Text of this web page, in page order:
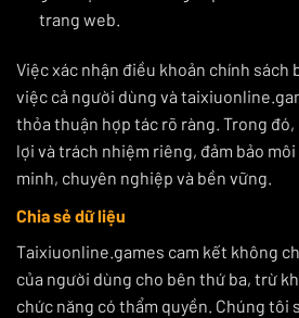
trang web.
Việc xác nhận điều khoản chính sách
việc cả người dùng và
thỏa thuận hợp tác rõ ràng. Trong
lợi và trách nhiệm riêng, đảm bảo
minh, chuyên nghiệp và bền vững.
Chia sẻ dữ liệu
Taixiuonline.games cam kết không
của người dùng cho bên thứ ba, trừ
chức năng có thẩm quyền. Chúng tôi